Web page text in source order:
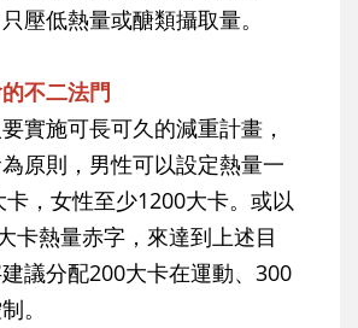
壓低熱量或醣類攝取量。
不二法門
實施可長可久的減重計畫，
原則，男性可以設定熱量一
，女性至少1200大卡。或以
卡熱量赤字，來達到上述目
議分配200大卡在運動、300
。